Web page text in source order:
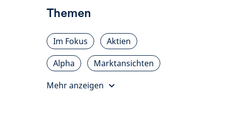
Themen
Im Fokus
Aktien
Alpha
Marktansichten
Mehr anzeigen